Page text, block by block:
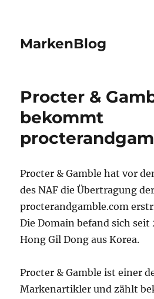
MarkenBlog
Procter &
bekommt
Procter & Gamble hat vor
des NAF die Übertragung
procterandgamble.com
Die Domain befand sich seit
Hong Gil Dong aus Korea.
Procter & Gamble ist einer
Markenartikler und zählt